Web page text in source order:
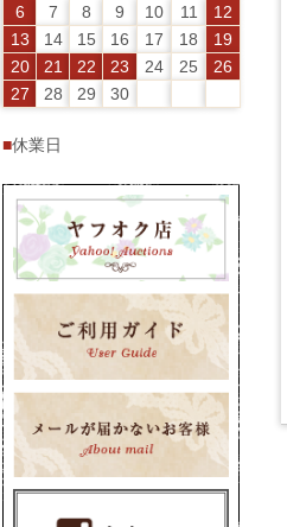
6
7 8 9 10 11
12
13
14 15 16 17 18
19
20
21 22 23 24 25
26
27
28 29 30
■休業日